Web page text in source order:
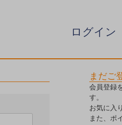
ログイン
まだご
会員登録
す。
お気に入
また、ポ